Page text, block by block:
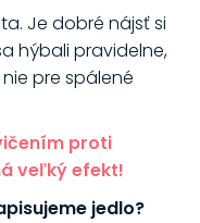
Je dobré nájsť si
hýbali pravidelne,
pre spálené
proti
veľký efekt!
jedlo?